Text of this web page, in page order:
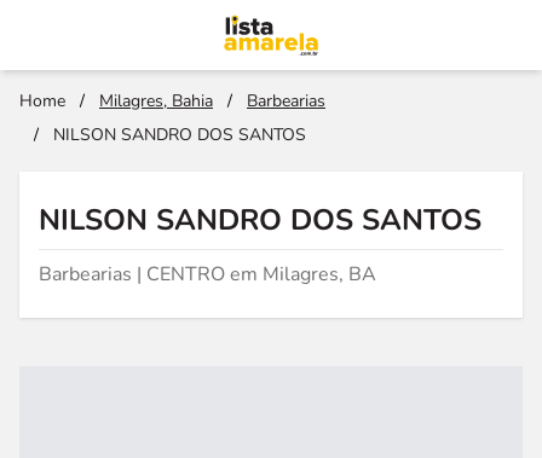
Home / Milagres, Bahia /
Barbearias
/
NILSON SANDRO DOS SANTOS
NILSON SANDRO DOS SANTOS
Barbearias | CENTRO em Milagres, BA